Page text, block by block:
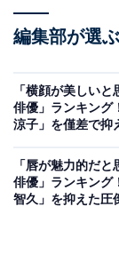
編集部が選
「横顔が美しい
俳優」ランキング
涼子」を僅差で抑
「唇が魅力的だ
俳優」ランキング
智久」を抑えた圧